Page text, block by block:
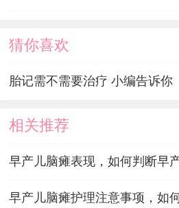
猜你喜欢
胎记需不需要治疗 小编告诉你
相关推荐
早产儿脑瘫表现，如何判断早
早产儿脑瘫护理注意事项，如